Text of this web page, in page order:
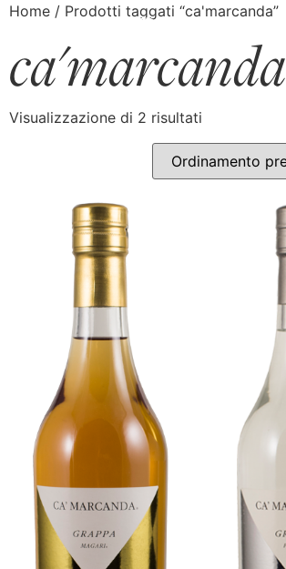
Home / Prodotti taggati “ca'marcanda”
ca'marcanda
Visualizzazione di 2 risultati